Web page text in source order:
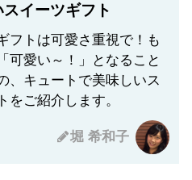
イーツギフト
フトは可愛さ重視で！も
可愛い～！」となること
、キュートで美味しいス
をご紹介します。
堀 希和子